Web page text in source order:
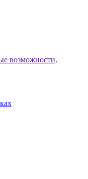
возможности.